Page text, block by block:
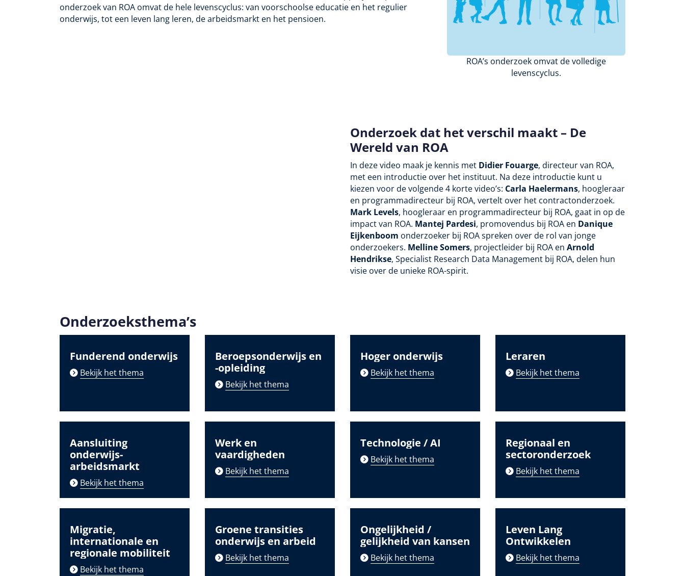
onderzoek van ROA omvat de hele levenscyclus: van voorschoolse educatie en het regulier
onderwijs, tot een leven lang leren, de arbeidsmarkt en het pensioen.
ROA’s onderzoek omvat de volledige
levenscyclus.
Onderzoek dat het verschil maakt – De
Wereld van ROA
In deze video maak je kennis met Didier Fouarge, directeur van ROA,
met een introductie over het instituut. Na deze introductie kunt u
kiezen voor de volgende 4 korte video’s: Carla Haelermans, hoogleraar
en programmadirecteur bij ROA, vertelt over het contractonderzoek.
Mark Levels, hoogleraar en programmadirecteur bij ROA, gaat in op de
impact van ROA. Mantej Pardesi, promovendus bij ROA en Danique
Eijkenboom onderzoeker bij ROA spreken over de rol van jonge
onderzoekers. Melline Somers, projectleider bij ROA en Arnold
Hendrikse, Specialist Research Data Management bij ROA, delen hun
visie over de unieke ROA-spirit.
Onderzoeksthema’s
Funderend onderwijs
Bekijk het thema
Beroepsonderwijs en
-opleiding
Bekijk het thema
Hoger onderwijs
Bekijk het thema
Leraren
Bekijk het thema
Aansluiting
onderwijs-
arbeidsmarkt
Bekijk het thema
Werk en
vaardigheden
Bekijk het thema
Technologie / AI
Bekijk het thema
Regionaal en
sectoronderzoek
Bekijk het thema
Migratie,
internationale en
regionale mobiliteit
Bekijk het thema
Groene transities
onderwijs en arbeid
Bekijk het thema
Ongelijkheid /
gelijkheid van kansen
Bekijk het thema
Leven Lang
Ontwikkelen
Bekijk het thema